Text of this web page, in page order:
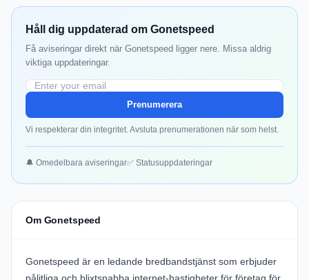
Håll dig uppdaterad om Gonetspeed
Få aviseringar direkt när Gonetspeed ligger nere. Missa aldrig
viktiga uppdateringar.
Prenumerera
Vi respekterar din integritet. Avsluta prenumerationen när som helst.
🔔 Omedelbara aviseringar✅ Statusuppdateringar
Om Gonetspeed
Gonetspeed är en ledande bredbandstjänst som erbjuder